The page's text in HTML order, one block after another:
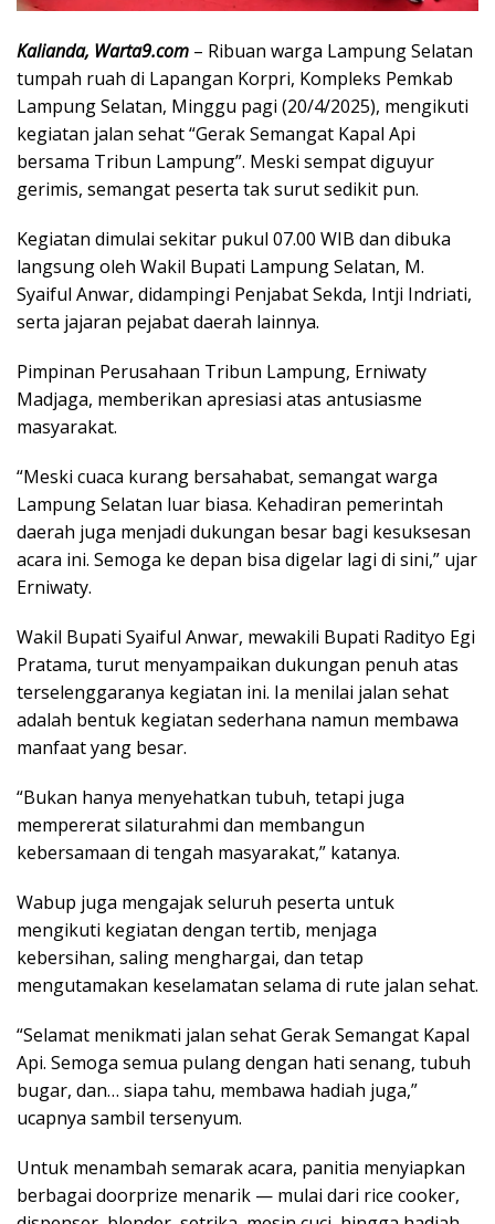
Kalianda, Warta9.com – Ribuan warga Lampung Selatan
tumpah ruah di Lapangan Korpri, Kompleks Pemkab
Lampung Selatan, Minggu pagi (20/4/2025), mengikuti
kegiatan jalan sehat “Gerak Semangat Kapal Api
bersama Tribun Lampung”. Meski sempat diguyur
gerimis, semangat peserta tak surut sedikit pun.
Kegiatan dimulai sekitar pukul 07.00 WIB dan dibuka
langsung oleh Wakil Bupati Lampung Selatan, M.
Syaiful Anwar, didampingi Penjabat Sekda, Intji Indriati,
serta jajaran pejabat daerah lainnya.
Pimpinan Perusahaan Tribun Lampung, Erniwaty
Madjaga, memberikan apresiasi atas antusiasme
masyarakat.
“Meski cuaca kurang bersahabat, semangat warga
Lampung Selatan luar biasa. Kehadiran pemerintah
daerah juga menjadi dukungan besar bagi kesuksesan
acara ini. Semoga ke depan bisa digelar lagi di sini,” ujar
Erniwaty.
Wakil Bupati Syaiful Anwar, mewakili Bupati Radityo Egi
Pratama, turut menyampaikan dukungan penuh atas
terselenggaranya kegiatan ini. Ia menilai jalan sehat
adalah bentuk kegiatan sederhana namun membawa
manfaat yang besar.
“Bukan hanya menyehatkan tubuh, tetapi juga
mempererat silaturahmi dan membangun
kebersamaan di tengah masyarakat,” katanya.
Wabup juga mengajak seluruh peserta untuk
mengikuti kegiatan dengan tertib, menjaga
kebersihan, saling menghargai, dan tetap
mengutamakan keselamatan selama di rute jalan sehat.
“Selamat menikmati jalan sehat Gerak Semangat Kapal
Api. Semoga semua pulang dengan hati senang, tubuh
bugar, dan… siapa tahu, membawa hadiah juga,”
ucapnya sambil tersenyum.
Untuk menambah semarak acara, panitia menyiapkan
berbagai doorprize menarik — mulai dari rice cooker,